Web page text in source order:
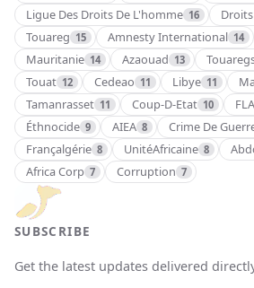
Ligue Des Droits De L'homme 16
Touareg 15 Amnesty International 14
Mauritanie 14 Azaouad 13
Touat 12 Cedeao 11 Libye 11
Tamanrasset 11 Coup-D-Etat 10 FLA
Éthnocide 9 AIEA 8 Crime De
Françalgérie 8 UnitéAfricaine 8
Africa Corp 7 Corruption 7
SUBSCRIBE
Get the latest updates delivered